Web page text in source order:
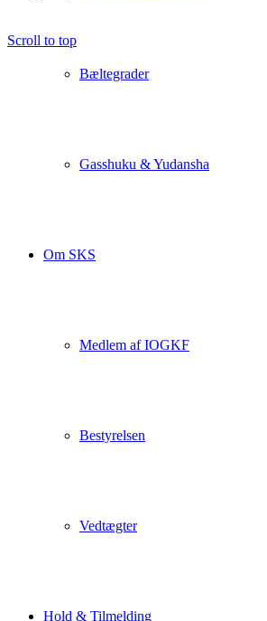
Bæltegrader
Gasshuku & Yudansha
Om SKS
Medlem af IOGKF
Bestyrelsen
Vedtægter
Hold & Tilmelding
Scroll to top